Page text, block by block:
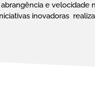
e velocidade
inovadoras